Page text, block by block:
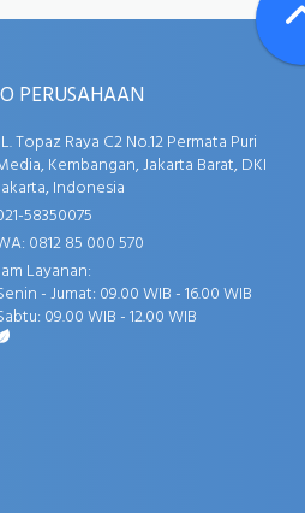
PERUSAHAAN
Topaz Raya C2 No.12 Permata Puri
Kembangan, Jakarta Barat, DKI
Indonesia
58350075
0812 85 000 570
Layanan:
- Jumat: 09.00 WIB - 16.00 WIB
09.00 WIB - 12.00 WIB